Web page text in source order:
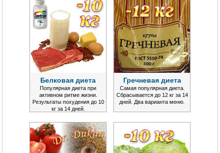
Белковая диета
Популярная диета при
активном ритме жизни.
Результаты похудения до 10
кг за 14 дней.
Гречневая диета
Самая популярная диета.
Сбрасывается до 12 кг за 14
дней. Два варианта меню.